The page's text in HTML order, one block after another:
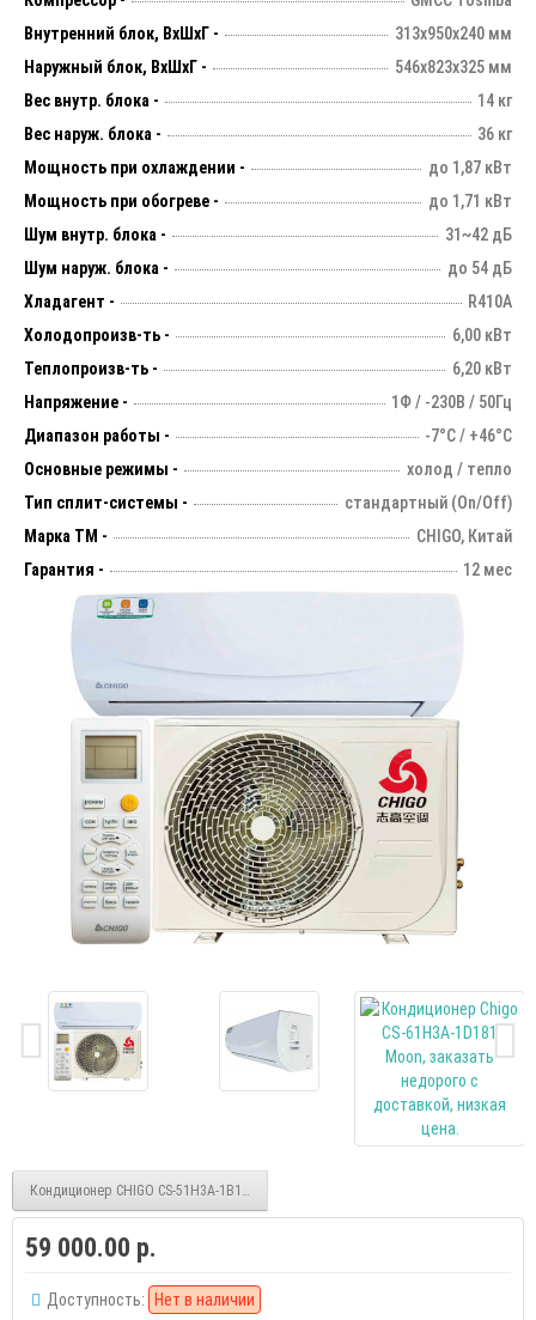
Внутренний блок, ВхШхГ -
313х950х240 мм
Наружный блок, ВхШхГ -
546х823х325 мм
Вес внутр. блока -
14 кг
Вес наруж. блока -
36 кг
Мощность при охлаждении -
до 1,87 кВт
Мощность при обогреве -
до 1,71 кВт
Шум внутр. блока -
31~42 дБ
Шум наруж. блока -
до 54 дБ
Хладагент -
R410A
Холодопроизв-ть -
6,00 кВт
Теплопроизв-ть -
6,20 кВт
Напряжение -
1Ф / -230В / 50Гц
Диапазон работы -
-7°С / +46°С
Основные режимы -
холод / тепло
Тип сплит-системы -
стандартный (On/Off)
Марка ТМ -
CHIGO, Китай
Гарантия -
12 мес
Кондиционер CHIGO CS-51H3A-1B181 Moon
59 000.00 р.
Доступность: Нет в наличии